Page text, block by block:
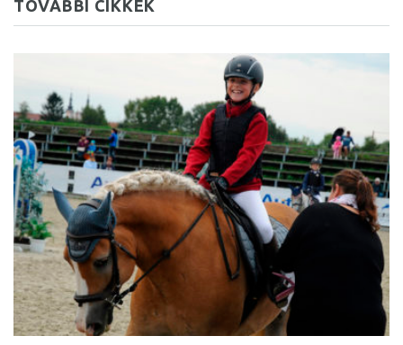
TOVÁBBI CIKKEK